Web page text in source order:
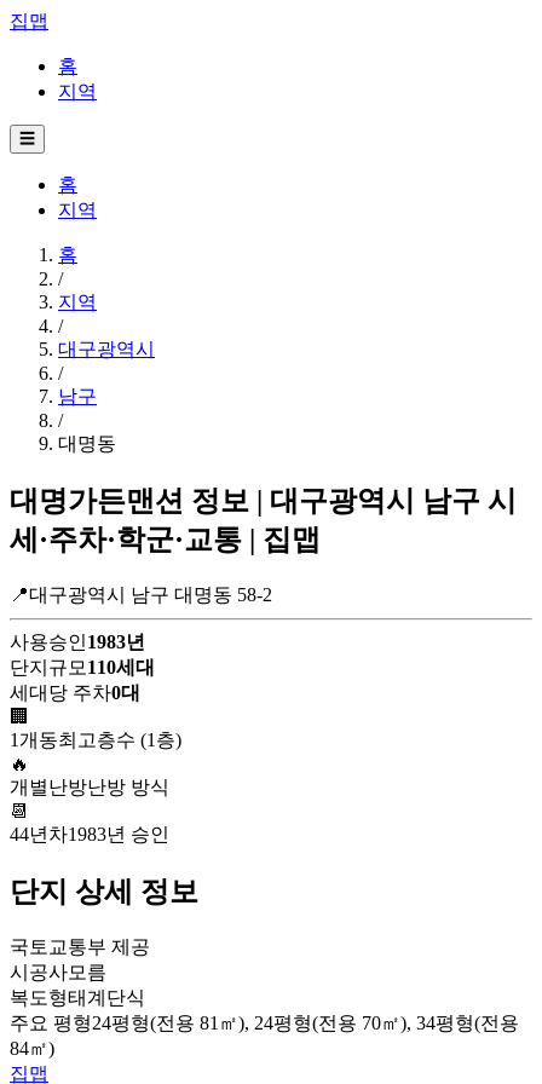
집맵
홈
지역
☰
홈
지역
홈
/
지역
/
대구광역시
/
남구
/
대명동
대명가든맨션 정보 | 대구광역시 남구 시
세·주차·학군·교통 | 집맵
📍대구광역시 남구 대명동 58-2
사용승인1983년
단지규모 110세대
세대당 주차0대
🏢
1개동최고층수 (1층)
🔥
개별난방난방 방식
📆
44년차1983년 승인
단지 상세 정보
국토교통부 제공
시공사모름
복도형태계단식
주요 평형24평형(전용 81㎡), 24평형(전용 70㎡), 34평형(전용
84㎡)
집맵